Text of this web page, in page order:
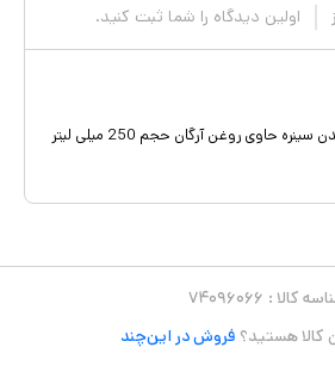
اولین دیدگاه را شما ثبت کنید.
حاوی روغن آرگان حجم 250 میلی لیتر
کالا : ۷۴۰۹۶۰۶۶
کالا هستید؟ فروش در این‌چند